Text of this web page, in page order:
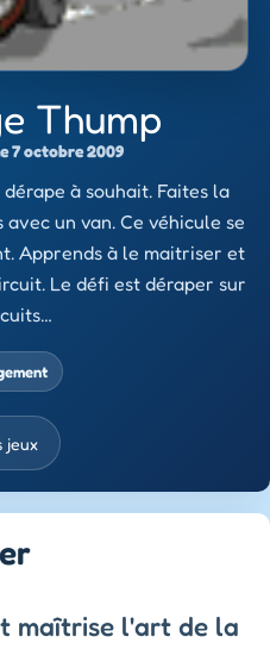
Thump
7 octobre 2009
à souhait. Faites la
un van. Ce véhicule se
Apprends à le maitriser et
Le défi est déraper sur
jeux
maîtrise l'art de la